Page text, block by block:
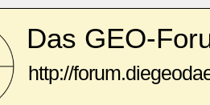
Das GEO-
http://